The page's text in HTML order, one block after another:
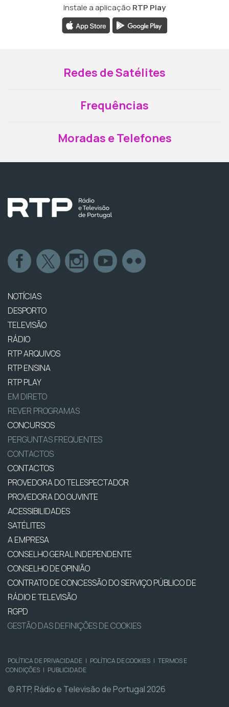
Instale a aplicação RTP Play
Redes de Satélites
Frequências
Moradas e Telefones
NOTÍCIAS
DESPORTO
TELEVISÃO
RÁDIO
RTP ARQUIVOS
RTP ENSINA
RTP PLAY
EM DIRETO
REVER PROGRAMAS
CONCURSOS
PERGUNTAS FREQUENTES
CONTACTOS
CONTACTOS
PROVEDORA DO TELESPECTADOR
PROVEDORA DO OUVINTE
ACESSIBILIDADES
SATÉLITES
A EMPRESA
CONSELHO GERAL INDEPENDENTE
CONSELHO DE OPINIÃO
CONTRATO DE CONCESSÃO DO SERVIÇO PÚBLICO DE
RÁDIO E TELEVISÃO
RGPD
GESTÃO DAS DEFINIÇÕES DE COOKIES
POLÍTICA DE PRIVACIDADE | POLÍTICA DE COOKIES | TERMOS E
CONDIÇÕES | PUBLICIDADE
© RTP, Rádio e Televisão de Portugal 2026